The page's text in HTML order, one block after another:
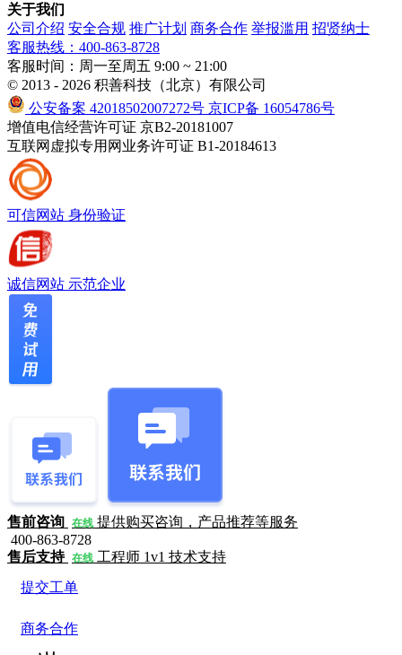
关于我们
公司介绍 安全合规 推广计划 商务合作 举报滥用 招贤纳士
客服热线：400-863-8728
客服时间：周一至周五 9:00 ~ 21:00
© 2013 - 2026 积善科技（北京）有限公司
公安备案 42018502007272号 京ICP备 16054786号
增值电信经营许可证 京B2-20181007
互联网虚拟专用网业务许可证 B1-20184613
可信网站 身份验证
诚信网站 示范企业
售前咨询 在线 提供购买咨询，产品推荐等服务
400-863-8728
售后支持 在线 工程师 1v1 技术支持
提交工单
商务合作